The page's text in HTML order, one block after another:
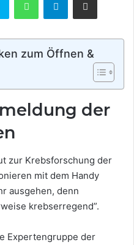
zum Öffnen &
der
zur Krebsforschung der
mit dem Handy
ausgehen, denn
krebserregend”.
Expertengruppe der